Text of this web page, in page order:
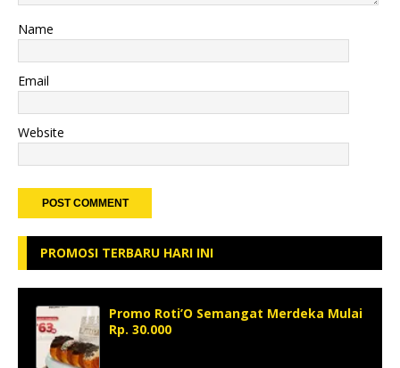
Name
Email
Website
PROMOSI TERBARU HARI INI
Promo Roti’O Semangat Merdeka Mulai
Rp. 30.000